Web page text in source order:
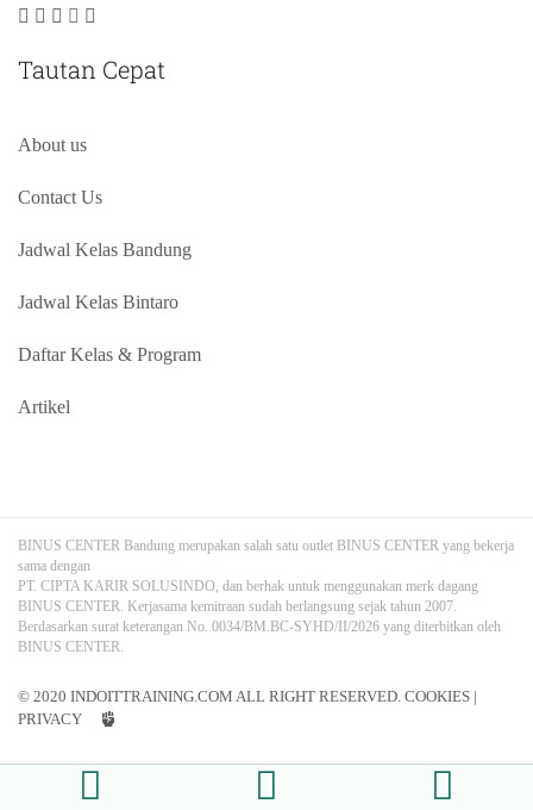
Tautan Cepat
About us
Contact Us
Jadwal Kelas Bandung
Jadwal Kelas Bintaro
Daftar Kelas & Program
Artikel
BINUS CENTER Bandung merupakan salah satu outlet BINUS CENTER yang bekerja
sama dengan
PT. CIPTA KARIR SOLUSINDO, dan berhak untuk menggunakan merk dagang
BINUS CENTER. Kerjasama kemitraan sudah berlangsung sejak tahun 2007.
Berdasarkan surat keterangan No. 0034/BM.BC-SYHD/II/2026 yang diterbitkan oleh
BINUS CENTER.
© 2020 INDOITTRAINING.COM ALL RIGHT RESERVED. COOKIES |
PRIVACY